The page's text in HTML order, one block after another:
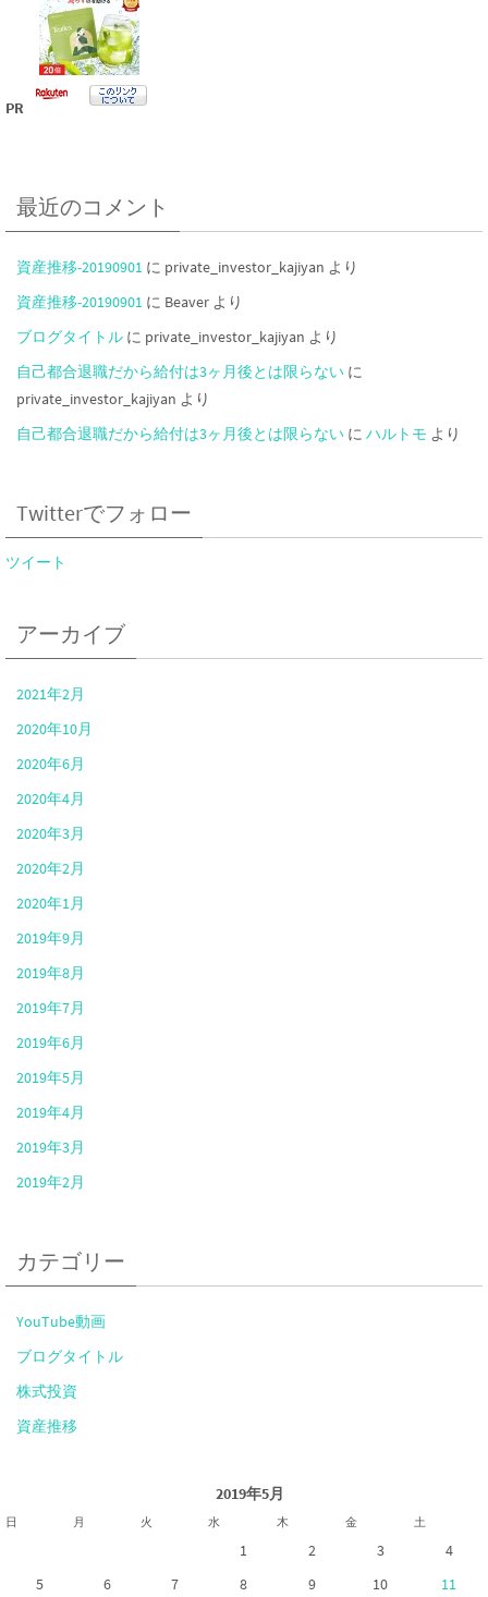
PR
最近のコメント
資産推移-20190901 に private_investor_kajiyan より
資産推移-20190901 に Beaver より
ブログタイトル に private_investor_kajiyan より
自己都合退職だから給付は3ヶ月後とは限らない に
private_investor_kajiyan より
自己都合退職だから給付は3ヶ月後とは限らない に ハルトモ より
Twitterでフォロー
ツイート
アーカイブ
2021年2月
2020年10月
2020年6月
2020年4月
2020年3月
2020年2月
2020年1月
2019年9月
2019年8月
2019年7月
2019年6月
2019年5月
2019年4月
2019年3月
2019年2月
カテゴリー
YouTube動画
ブログタイトル
株式投資
資産推移
2019年5月
日 月 火 水 木 金 土
1 2 3
4
5
6 7 8 9 10 11